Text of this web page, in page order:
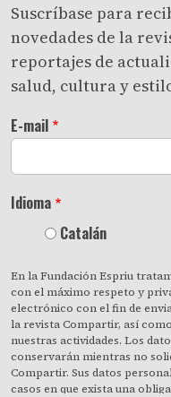
Suscríbase para
novedades de la
reportajes de
salud, cultura y
E-mail
Idioma
Catalán
En la Fundación Espriu
con el máximo respeto y
electrónico con el fin de
la revista Compartir, así
nuestras actividades. Los
conservarán mientras no
Compartir. Sus datos
casos en que exista una